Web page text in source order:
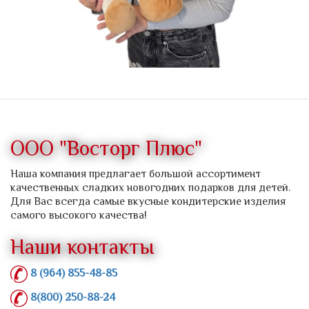
ООО "Восторг Плюс"
Наша компания предлагает большой ассортимент
качественных сладких новогодних подарков для детей.
Для Вас всегда самые вкусные кондитерские изделия
самого высокого качества!
Наши контакты
8 (964) 855-48-85
8(800) 250-88-24